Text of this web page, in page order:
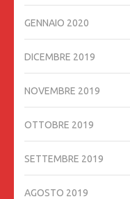
GENNAIO 2020
DICEMBRE 2019
NOVEMBRE 2019
OTTOBRE 2019
SETTEMBRE 2019
AGOSTO 2019